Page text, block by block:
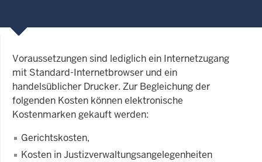
Voraussetzungen sind lediglich ein Internetzugang
mit Standard-Internetbrowser und ein
handelsüblicher Drucker. Zur Begleichung der
folgenden Kosten können elektronische
Kostenmarken gekauft werden:
Gerichtskosten,
Kosten in Justizverwaltungsangelegenheiten